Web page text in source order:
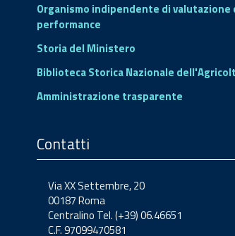
Organismo indipendente di valutazione
performance
Storia del Ministero
Biblioteca Storica Nazionale
Amministrazione trasparente
Contatti
Via XX Settembre, 20
00187 Roma
Centralino Tel. (+39) 06.46651
C.F. 97099470581